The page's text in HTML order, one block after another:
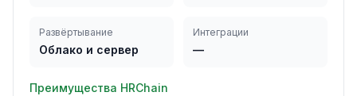
Развёртывание
Облако и сервер
Интеграции
—
Преимущества HRChain